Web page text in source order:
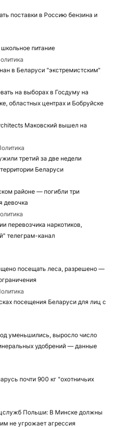
поставки в Россию бензина и
питание
в Беларуси "экстремистским"
на выборах в Госдуму на
областных центрах и Бобруйске
Маковский вышел на
третий за две недели
Беларуси
районе — погибли три
девочка
перевозчика наркотиков,
телеграм-канал
посещать леса, разрешено —
посещения Беларуси для лиц с
уменьшились, выросло число
удобрений — данные
почти 900 кг "охотничьих
Польши: В Минске должны
не угрожает агрессия